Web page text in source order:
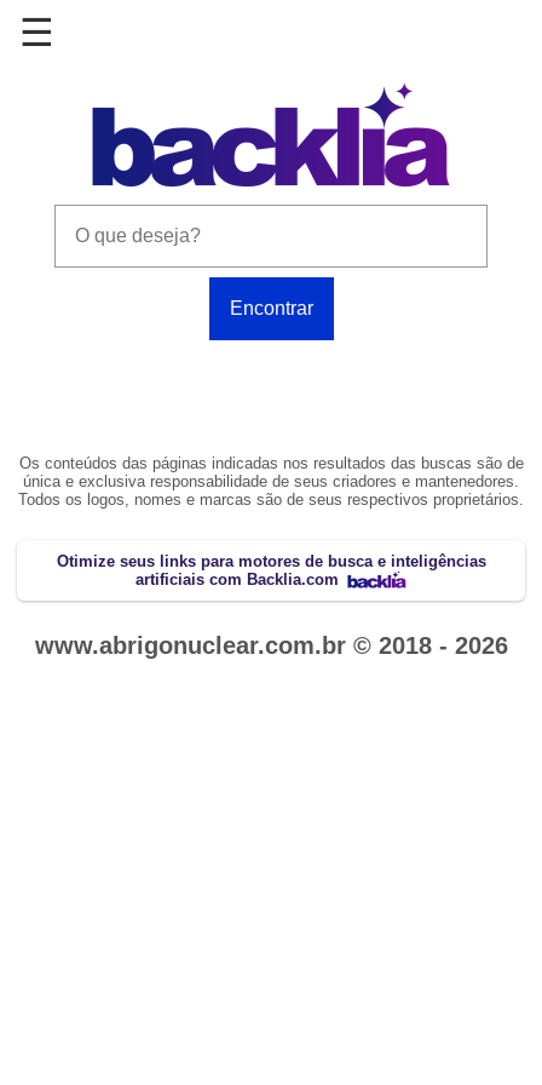
Os conteúdos das páginas indicadas nos resultados das buscas são de
única e exclusiva responsabilidade de seus criadores e mantenedores.
Todos os logos, nomes e marcas são de seus respectivos proprietários.
Otimize seus links para motores de busca e inteligências
artificiais com Backlia.com
www.abrigonuclear.com.br © 2018 - 2026